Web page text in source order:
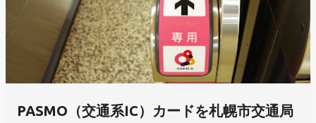
PASMO（交通系IC）カードを札幌市交通局